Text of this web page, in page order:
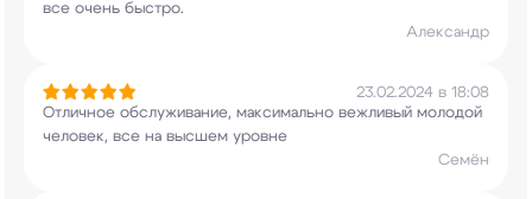
все очень быстро.
Александр
23.02.2024 в 18:08
Отличное обслуживание, максимально вежливый молодой
человек, все на высшем уровне
Семён